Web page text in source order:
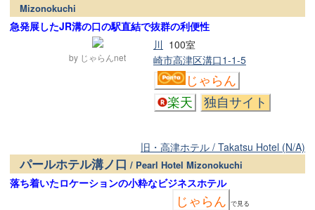
Mizonokuchi
急発展したJR溝の口の駅直結で抜群の利便性
by じゃらんnet
100室
川
崎市高津区溝口1-1-5
じゃらん
楽天
独自サイト
旧・高津ホテル / Takatsu Hotel (N/A)
パールホテル溝ノ口 / Pearl Hotel Mizonokuchi
落ち着いたロケーションの小粋なビジネスホテル
じゃらん で見る